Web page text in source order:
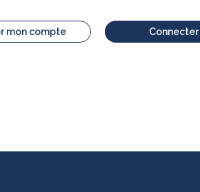
mon compte Connecter